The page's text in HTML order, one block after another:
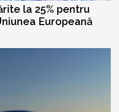
la 25% pentru
Europeană